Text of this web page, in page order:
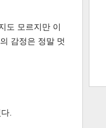
도 모르지만 이
감정은 정말 멋
.